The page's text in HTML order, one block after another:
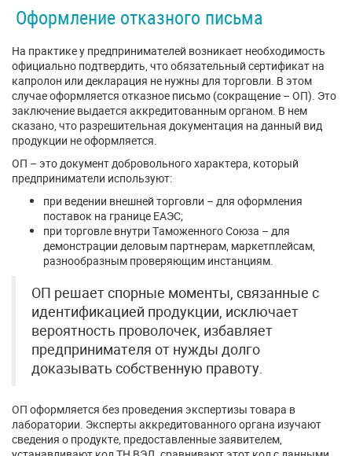
Оформление отказного письма
На практике у предпринимателей возникает необходимость
официально подтвердить, что обязательный сертификат на
капролон или декларация не нужны для торговли. В этом
случае оформляется отказное письмо (сокращение – ОП). Это
заключение выдается аккредитованным органом. В нем
сказано, что разрешительная документация на данный вид
продукции не оформляется.
ОП – это документ добровольного характера, который
предприниматели используют:
при ведении внешней торговли – для оформления
поставок на границе ЕАЭС;
при торговле внутри Таможенного Союза – для
демонстрации деловым партнерам, маркетплейсам,
разнообразным проверяющим инстанциям.
ОП решает спорные моменты, связанные с
идентификацией продукции, исключает
вероятность проволочек, избавляет
предпринимателя от нужды долго
доказывать собственную правоту.
ОП оформляется без проведения экспертизы товара в
лаборатории. Эксперты аккредитованного органа изучают
сведения о продукте, предоставленные заявителем,